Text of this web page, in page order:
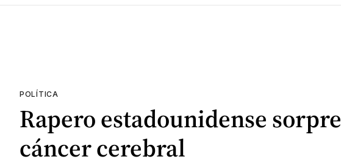
POLÍTICA
Rapero estadounidense
cáncer cerebral